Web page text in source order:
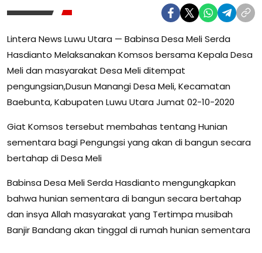
Lintera News Luwu Utara — Babinsa Desa Meli Serda
Hasdianto Melaksanakan Komsos bersama Kepala Desa
Meli dan masyarakat Desa Meli ditempat
pengungsian,Dusun Manangi Desa Meli, Kecamatan
Baebunta, Kabupaten Luwu Utara Jumat 02-10-2020
Giat Komsos tersebut membahas tentang Hunian
sementara bagi Pengungsi yang akan di bangun secara
bertahap di Desa Meli
Babinsa Desa Meli Serda Hasdianto mengungkapkan
bahwa hunian sementara di bangun secara bertahap
dan insya Allah masyarakat yang Tertimpa musibah
Banjir Bandang akan tinggal di rumah hunian sementara